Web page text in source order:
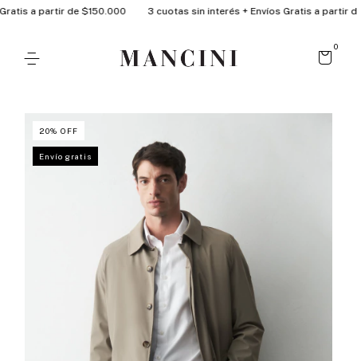
a partir de $150.000 3 cuotas sin interés + Envíos Gratis a partir de
0
20% OFF
Envío gratis